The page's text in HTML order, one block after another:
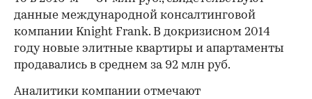
данные международной консалтинговой
компании Knight Frank. В докризисном 2014
году новые элитные квартиры и апартаменты
продавались в среднем за 92 млн руб.
Аналитики компании отмечают